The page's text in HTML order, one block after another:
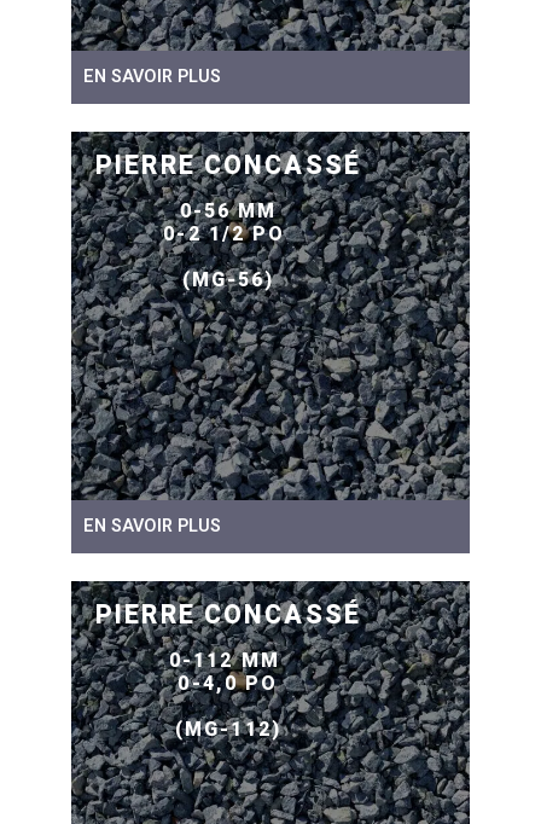
EN SAVOIR PLUS
PIERRE CONCASSÉ
0-56 MM
0-2 1/2 PO
(MG-56)
EN SAVOIR PLUS
PIERRE CONCASSÉ
0-112 MM
0-4,0 PO
(MG-112)